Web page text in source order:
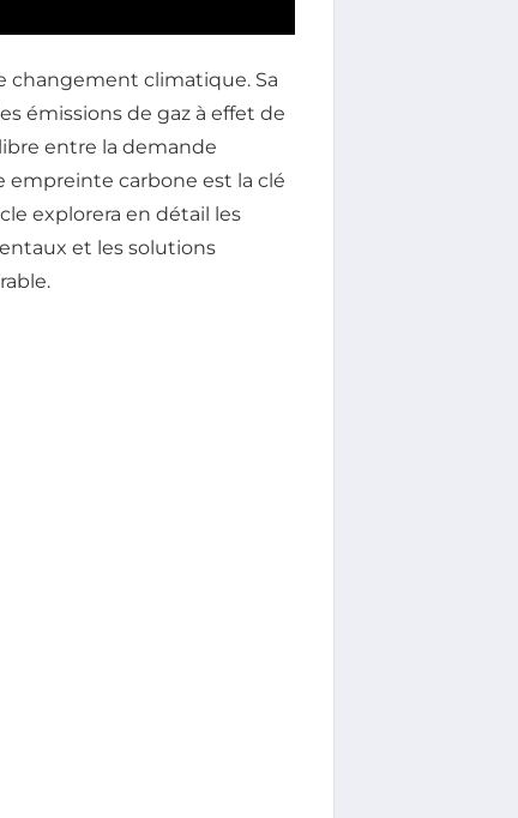
changement climatique. Sa
émissions de gaz à effet de
entre la demande
carbone est la clé
explorera en détail les
et les solutions